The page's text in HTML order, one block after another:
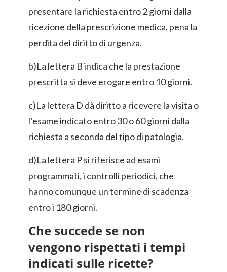
presentare la richiesta entro 2 giorni dalla
ricezione della prescrizione medica, pena la
perdita del diritto di urgenza.
b)La lettera B indica che la prestazione
prescritta si deve erogare entro 10 giorni.
c)La lettera D dà diritto a ricevere la visita o
l’esame indicato entro 30 o 60 giorni dalla
richiesta a seconda del tipo di patologia.
d)La lettera P si riferisce ad esami
programmati, i controlli periodici, che
hanno comunque un termine di scadenza
entro i 180 giorni.
Che succede se non
vengono rispettati i tempi
indicati sulle ricette?